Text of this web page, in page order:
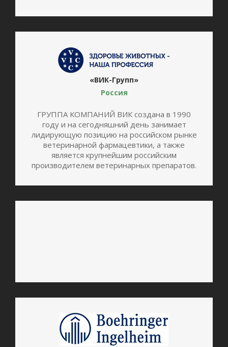
«ВИК-Групп»
Россия
ГРУППА КОМПАНИЙ ВИК создана в 1990
году и на сегодняшний день занимает
лидирующую позицию на российском рынке
ветеринарной фармацевтики, а также
является крупнейшим российским
производителем ветеринарных препаратов.